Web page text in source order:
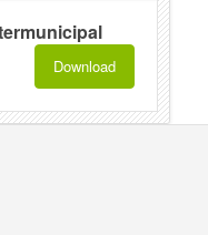
Download